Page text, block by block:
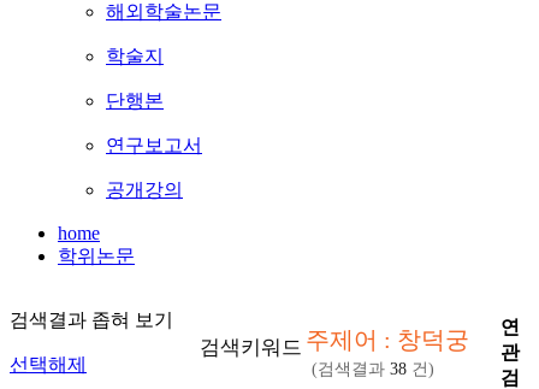
해외학술논문
학술지
단행본
연구보고서
공개강의
home
학위논문
검색결과 좁혀 보기
선택해제
검색키워드 주제어 : 창덕궁
(검색결과 38 건)
연
관
검